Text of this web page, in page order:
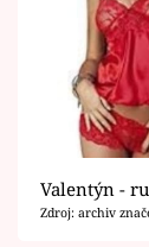
Valentýn -
Zdroj: archiv